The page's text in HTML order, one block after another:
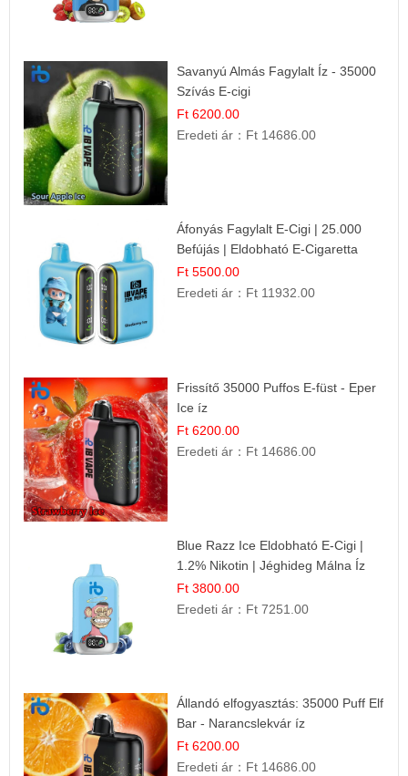
Savanyú Almás Fagylalt Íz - 35000
Szívás E-cigi
Ft 6200.00
Eredeti ár： Ft 14686.00
Áfonyás Fagylalt E-Cigi | 25.000
Befújás | Eldobható E-Cigaretta
Ft 5500.00
Eredeti ár： Ft 11932.00
Frissítő 35000 Puffos E-füst - Eper
Ice íz
Ft 6200.00
Eredeti ár： Ft 14686.00
Blue Razz Ice Eldobható E-Cigi |
1.2% Nikotin | Jéghideg Málna Íz
Ft 3800.00
Eredeti ár： Ft 7251.00
Állandó elfogyasztás: 35000 Puff Elf
Bar - Narancslekvár íz
Ft 6200.00
Eredeti ár： Ft 14686.00